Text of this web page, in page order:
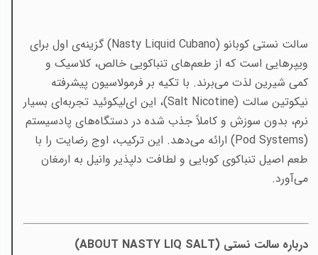
سالت نستی کوبانو (Nasty Liquid Cubano) گزینه‌ی اول برای
ویپرهایی است که از طعم‌های تنباکویی خالص، کلاسیک و
کمی شیرین لذت می‌برند. با تکیه بر فرمولاسیون پیشرفته
نیکوتین سالت (Salt Nicotine)، این ای‌لیکوئید تجربه‌ای بسیار
نرم، بدون سوزش و کاملاً جذب شده در دستگاه‌های پادسیستم
(
Pod Systems) ارائه می‌دهد. این ترکیب، اوج رضایت را با
طعم اصیل تنباکوی کوبایی و لطافت دلپذیر وانیل به ارمغان
می‌آورد.
درباره سالت نستی (ABOUT NASTY LIQ SALT)